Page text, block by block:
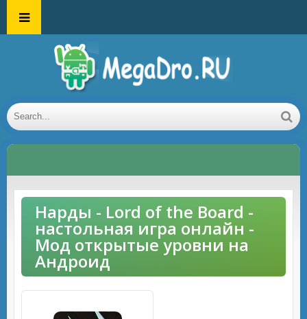
Нарды - Lord of the Board -
настольная игра онлайн -
Мод открытые уровни на
Андроид